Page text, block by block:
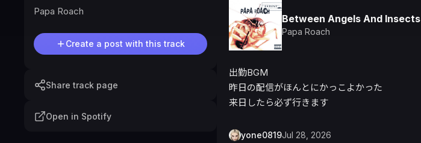
Papa Roach
Create a post with this track
Share track page
Open in Spotify
Between Angels And Insects
Papa Roach
出勤BGM
昨日の配信がほんとにかっこよかった
来日したら必ず行きます
yone0819Jul 28, 2026